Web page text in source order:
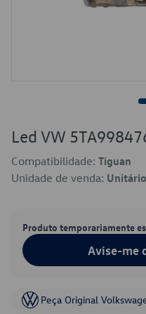
Led VW
Compatibilidade: Tiguan
Unidade de venda:
Produto temporariamente
Avise-me
Peça Original